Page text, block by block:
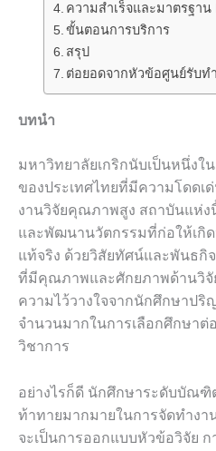
ความสำเร็จและมาตรฐาน
ขั้นตอนการบริการ
สรุป
ต่อยอดจากหัวข้อศูนย์รับท
บทนำ
มหาวิทยาลัยเกริกนับเป็นหนึ่ง
ของประเทศไทยที่มีความโดดเ
งานวิจัยคุณภาพสูง สถาบันแห่ง
และพัฒนานวัตกรรมที่ก่อให้เกิ
แท้จริง ด้วยวิสัยทัศน์และพันธกิ
ที่มีคุณภาพและศักยภาพด้านวิจั
ความไว้วางใจจากนักศึกษาป
จำนวนมากในการเลือกศึกษาต่
วิชาการ
อย่างไรก็ดี นักศึกษาระดับบัณ
ท้าทายมากมายในการจัดทำงา
จะเป็นการออกแบบหัวข้อวิจัย